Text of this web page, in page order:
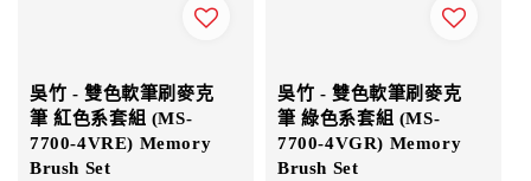
吳竹 - 雙色軟筆刷麥克
筆 紅色系套組 (MS-
7700-4VRE) Memory
Brush Set
吳竹 - 雙色軟筆刷麥克
筆 綠色系套組 (MS-
7700-4VGR) Memory
Brush Set